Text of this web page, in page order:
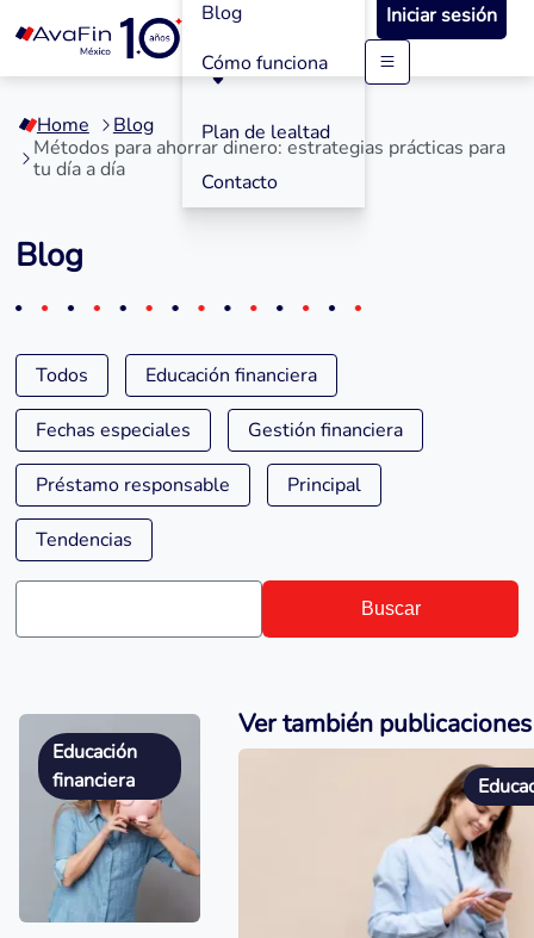
contenido
Blog
Cómo funciona
Plan de lealtad
Contacto
Iniciar sesión
Home
Blog
Métodos para ahorrar dinero: estrategias prácticas para
tu día a día
Blog
Todos Educación financiera
Fechas especiales Gestión financiera
Préstamo responsable Principal
Tendencias
Buscar
Educación
financiera
Ver también